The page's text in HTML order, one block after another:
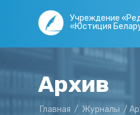
Учреждение
«Юстиция
Архив
Главная / Журналы /